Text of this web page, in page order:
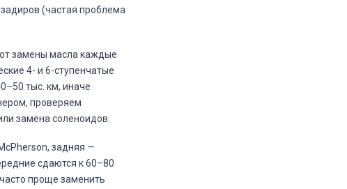
(частая проблема
замены масла каждые
4- и 6-ступенчатые
тыс. км, иначе
проверяем
замена соленоидов.
задняя —
сдаются к 60–80
проще заменить